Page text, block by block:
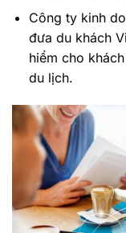
Công ty kinh
đưa du khách
hiểm cho
du lịch.